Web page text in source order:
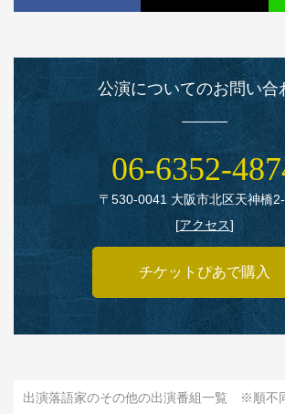
公演についてのお問い合
〒530‑0041 大阪市北区天神橋
[アクセス]
チケットぴあで購入
出演落語家のその他の出演番組一覧 ※順不